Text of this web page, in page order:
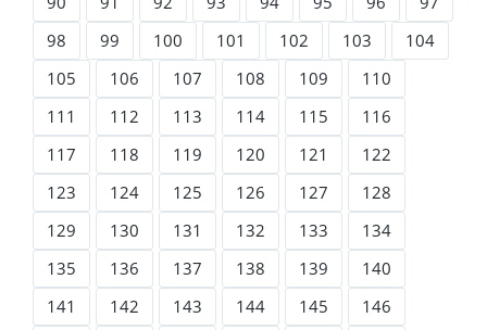
98
99 100 101 102 103
104
105
106 107 108 109
110
111
112 113 114 115
116
117
118 119 120 121
122
123
124 125 126 127
128
129
130 131 132 133
134
135
136 137 138 139
140
141
142 143 144 145
146